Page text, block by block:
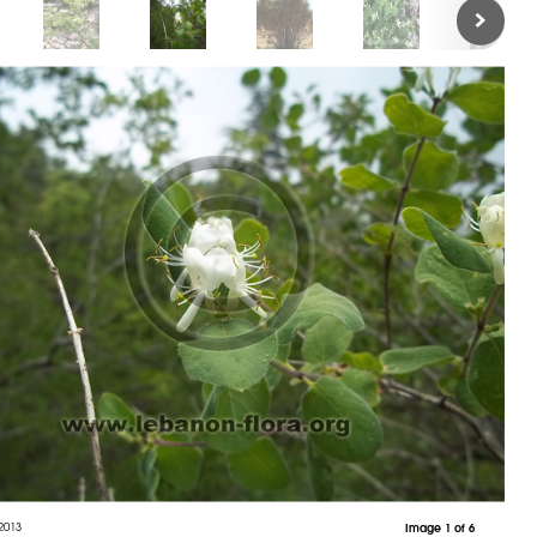
Image 1 of 6